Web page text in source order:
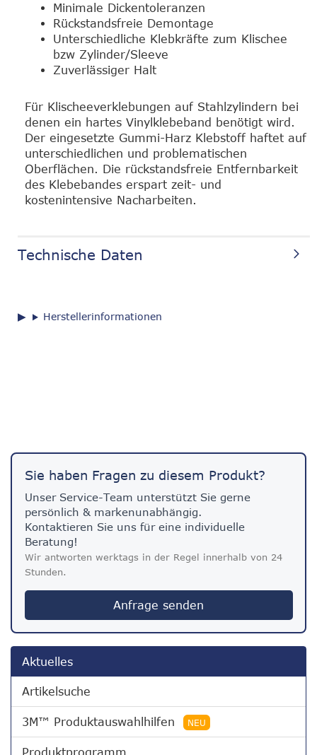
Minimale Dickentoleranzen
Rückstandsfreie Demontage
Unterschiedliche Klebkräfte zum Klischee
bzw Zylinder/Sleeve
Zuverlässiger Halt
Für Klischeeverklebungen auf Stahlzylindern bei
denen ein hartes Vinylklebeband benötigt wird.
Der eingesetzte Gummi-Harz Klebstoff haftet auf
unterschiedlichen und problematischen
Oberflächen. Die rückstandsfreie Entfernbarkeit
des Klebebandes erspart zeit- und
kostenintensive Nacharbeiten.
Technische Daten
Herstellerinformationen
Sie haben Fragen zu diesem Produkt?
Unser Service-Team unterstützt Sie gerne
persönlich & markenunabhängig.
Kontaktieren Sie uns für eine individuelle
Beratung!
Wir antworten werktags in der Regel innerhalb von 24
Stunden.
Anfrage senden
Aktuelles
Artikelsuche
3M™ Produktauswahlhilfen NEU